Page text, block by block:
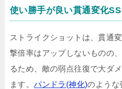
使い勝手が良い貫通変化SS
ストライクショットは、貫通
撃倍率はアップしないものの、
るため、敵の弱点往復で大ダ
ます。パンドラ(神化)のような